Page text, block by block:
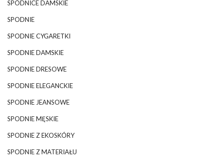
SPÓDNICE DAMSKIE
SPODNIE
SPODNIE CYGARETKI
SPODNIE DAMSKIE
SPODNIE DRESOWE
SPODNIE ELEGANCKIE
SPODNIE JEANSOWE
SPODNIE MĘSKIE
SPODNIE Z EKOSKÓRY
SPODNIE Z MATERIAŁU